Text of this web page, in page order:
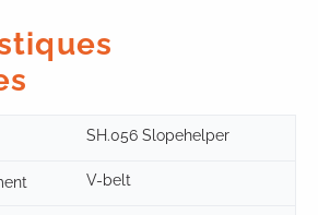
SH.056 Slopehelper
V-belt